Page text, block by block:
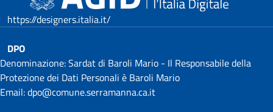
https://designers.italia.it/
DPO
Denominazione: Sardat di Baroli Mario - Il Responsabile della
Protezione dei Dati Personali è Baroli Mario
Email: dpo@comune.serramanna.ca.it